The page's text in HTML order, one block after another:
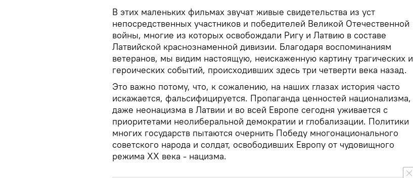
В этих маленьких фильмах звучат живые свидетельства из уст
непосредственных участников и победителей Великой Отечественной
войны, многие из которых освобождали Ригу и Латвию в составе
Латвийской краснознаменной дивизии. Благодаря воспоминаниям
ветеранов, мы видим настоящую, неискаженную картину трагических и
героических событий, происходивших здесь три четверти века назад.
Это важно потому, что, к сожалению, на наших глазах история часто
искажается, фальсифицируется. Пропаганда ценностей национализма,
даже неонацизма в Латвии и во всей Европе сегодня уживается с
приоритетами неолиберальной демократии и глобализации. Политики
многих государств пытаются очернить Победу многонационального
советского народа и солдат, освободивших Европу от чудовищного
режима ХХ века - нацизма.